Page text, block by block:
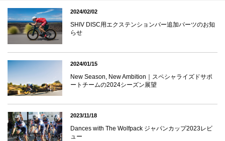
2024/02/02
SHIV DISC用エクステンションバー追加パーツのお知
らせ
2024/01/15
New Season, New Ambition｜スペシャライズドサポ
ートチームの2024シーズン展望
2023/11/18
Dances with The Wolfpack ジャパンカップ2023レビ
ュー